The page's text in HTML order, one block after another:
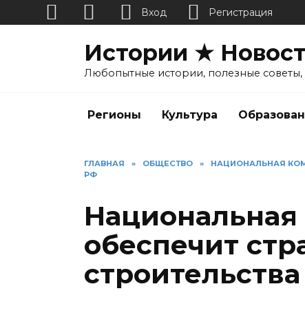
Истории ★
Любопытные истории, полезные
Регионы Культура
ГЛАВНАЯ » ОБЩЕСТВО »
НАЦИОНАЛЬНАЯ
РФ
обеспечит
Вход Регистрация